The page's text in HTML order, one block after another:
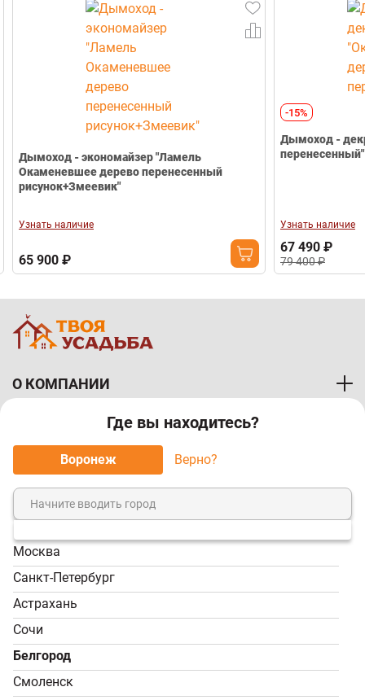
Где вы находитесь?
Воронеж Верно?
Москва
Санкт-Петербург
Астрахань
Сочи
Белгород
Смоленск
Дымоход - экономайзер "Ламель
Окаменевшее дерево перенесенный
рисунок+Змеевик"
Узнать наличие
65 900 ₽
-15%
Дымоход -
перенесенный"
Узнать наличие
67 490 ₽
79 400 ₽
О КОМПАНИИ
ПОКУПАТЕЛЯМ
МЫ ПРИНИМАЕМ К ОПЛАТЕ:
8 (800) 7-000-828
Звонок бесплатный!
Пн-Пт, 9:00-18:00; Сб -
Вс, 9:00-17:00
info@tvoy-usadba.ru